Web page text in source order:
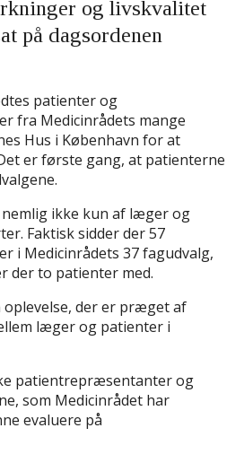
og livskvalitet
på dagsordenen
patienter og
fra Medicinrådets mange
Hus i København for at
er første gang, at patienterne
ikke kun af læger og
Faktisk sidder der 57
i Medicinrådets 37 fagudvalg,
der to patienter med.
oplevelse, der er præget af
læger og patienter i
patientrepræsentanter og
som Medicinrådet har
evaluere på